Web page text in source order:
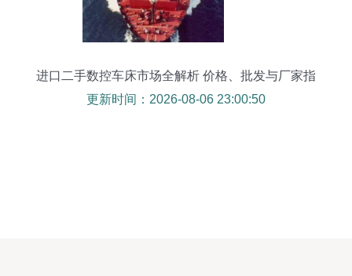
进口二手数控车床市场全解析 价格、批发与厂家指
南
更新时间：2026-08-06 23:00:50